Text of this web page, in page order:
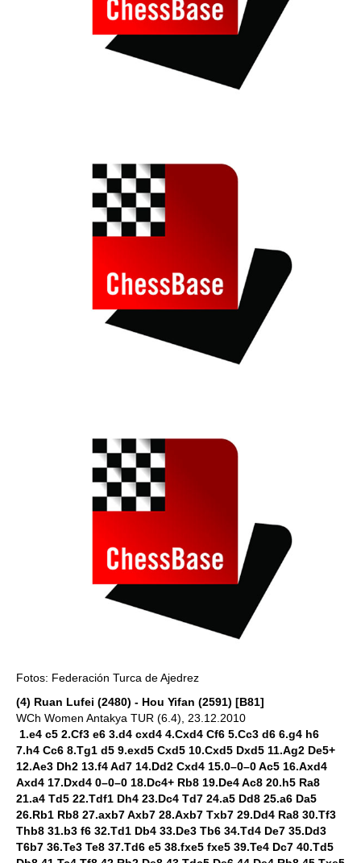
Fotos: Federación Turca de Ajedrez
(4) Ruan Lufei (2480) - Hou Yifan (2591) [B81]
WCh Women Antakya TUR (6.4), 23.12.2010
1.e4 c5 2.Cf3 e6 3.d4 cxd4 4.Cxd4 Cf6 5.Cc3 d6 6.g4 h6
7.h4 Cc6 8.Tg1 d5 9.exd5 Cxd5 10.Cxd5 Dxd5 11.Ag2 De5+
12.Ae3 Dh2 13.f4 Ad7 14.Dd2 Cxd4 15.0–0–0 Ac5 16.Axd4
Axd4 17.Dxd4 0–0–0 18.Dc4+ Rb8 19.De4 Ac8 20.h5 Ra8
21.a4 Td5 22.Tdf1 Dh4 23.Dc4 Td7 24.a5 Dd8 25.a6 Da5
26.Rb1 Rb8 27.axb7 Axb7 28.Axb7 Txb7 29.Dd4 Ra8 30.Tf3
Thb8 31.b3 f6 32.Td1 Db4 33.De3 Tb6 34.Td4 De7 35.Dd3
T6b7 36.Te3 Te8 37.Td6 e5 38.fxe5 fxe5 39.Te4 Dc7 40.Td5